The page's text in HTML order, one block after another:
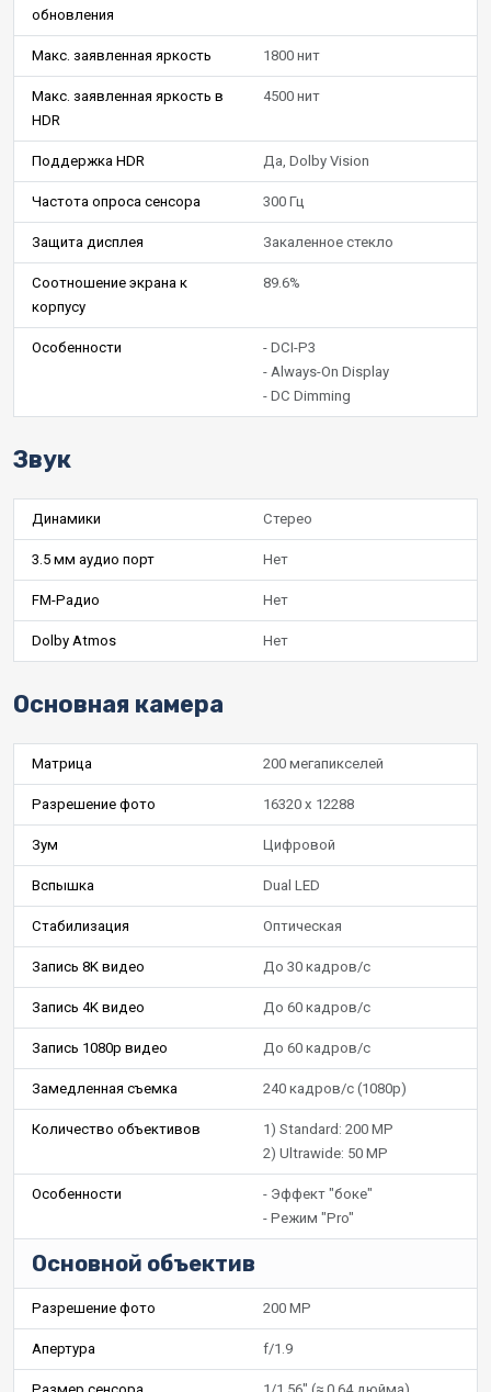
обновления
Макс. заявленная яркость 1800 нит
Макс. заявленная яркость в
HDR
4500 нит
Поддержка HDR Да, Dolby Vision
Частота опроса сенсора 300 Гц
Защита дисплея Закаленное стекло
Соотношение экрана к
корпусу
89.6%
Особенности
- DCI-P3
- Always-On Display
- DC Dimming
Звук
Динамики Стерео
3.5 мм аудио порт Нет
FM-Радио Нет
Dolby Atmos Нет
Основная камера
Матрица 200 мегапикселей
Разрешение фото 16320 x 12288
Зум Цифровой
Вспышка Dual LED
Стабилизация Оптическая
Запись 8K видео До 30 кадров/с
Запись 4K видео До 60 кадров/с
Запись 1080p видео До 60 кадров/с
Замедленная съемка 240 кадров/с (1080p)
Количество объективов
1) Standard: 200 MP
2) Ultrawide: 50 MP
Особенности
- Эффект "боке"
- Режим "Pro"
Основной объектив
Разрешение фото 200 MP
Апертура f/1.9